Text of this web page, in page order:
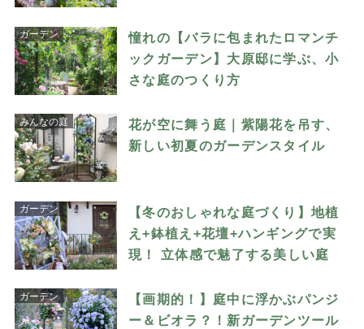
ガーデン
憧れの【バラに包まれたロマンチ
ックガーデン】大原邸に学ぶ、小
さな庭のつくり方
みんなの庭
花が空に舞う庭｜紫陽花を吊す、
新しい初夏のガーデンスタイル
ガーデン
【冬のおしゃれな庭づくり】地植
え+鉢植え+花壇+ハンギングで実
現！ 立体感で魅了する美しい庭
ガーデン
【画期的！】庭中に浮かぶパンジ
ー＆ビオラ？！新ガーデンツール